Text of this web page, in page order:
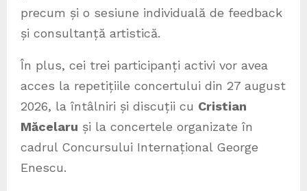
precum și o sesiune individuală de feedback
și consultanță artistică.
În plus, cei trei participanți activi vor avea
acces la repetițiile concertului din 27 august
2026, la întâlniri și discuții cu Cristian
Măcelaru și la concertele organizate în
cadrul Concursului Internațional George
Enescu.